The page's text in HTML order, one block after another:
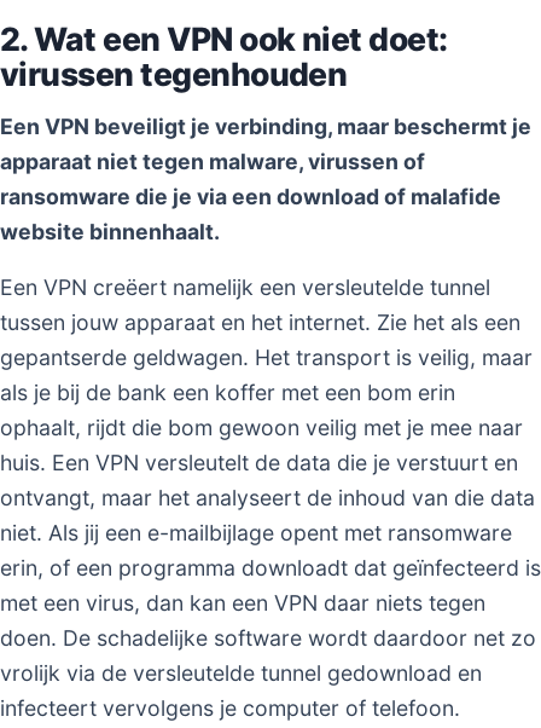
2. Wat een VPN ook niet doet:
virussen tegenhouden
Een VPN beveiligt je verbinding, maar beschermt je
apparaat niet tegen malware, virussen of
ransomware die je via een download of malafide
website binnenhaalt.
Een VPN creëert namelijk een versleutelde tunnel
tussen jouw apparaat en het internet. Zie het als een
gepantserde geldwagen. Het transport is veilig, maar
als je bij de bank een koffer met een bom erin
ophaalt, rijdt die bom gewoon veilig met je mee naar
huis. Een VPN versleutelt de data die je verstuurt en
ontvangt, maar het analyseert de inhoud van die data
niet. Als jij een e-mailbijlage opent met ransomware
erin, of een programma downloadt dat geïnfecteerd is
met een virus, dan kan een VPN daar niets tegen
doen. De schadelijke software wordt daardoor net zo
vrolijk via de versleutelde tunnel gedownload en
infecteert vervolgens je computer of telefoon.